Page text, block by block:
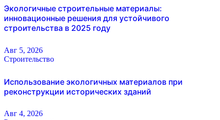
Экологичные строительные материалы:
инновационные решения для устойчивого
строительства в 2025 году
Авг 5, 2026
Строительство
Использование экологичных материалов при
реконструкции исторических зданий
Авг 4, 2026